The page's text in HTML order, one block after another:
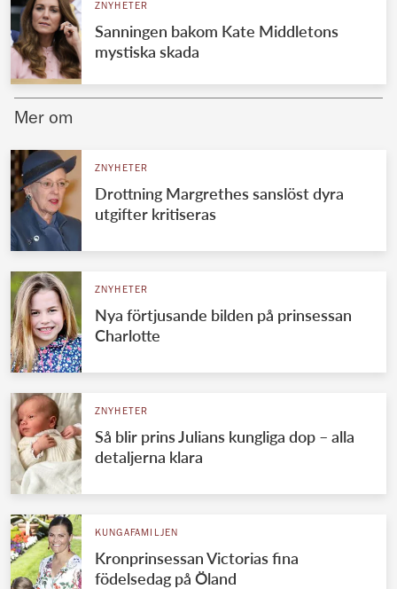
Thailändska kungahuset
Marockanska kungahuset
ZNYHETER
Sanningen bakom Kate Middletons
mystiska skada
Mer om
ZNYHETER
Drottning Margrethes sanslöst dyra
utgifter kritiseras
ZNYHETER
Nya förtjusande bilden på prinsessan
Charlotte
ZNYHETER
Så blir prins Julians kungliga dop – alla
detaljerna klara
KUNGAFAMILJEN
Kronprinsessan Victorias fina
födelsedag på Öland